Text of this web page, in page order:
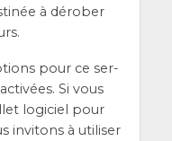
à déro­ber
pour ce ser­
Si vous
logi­ciel pour
invi­tons à uti­li­ser